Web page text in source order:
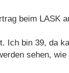
beim LASK
Ich bin 39, da
sehen,